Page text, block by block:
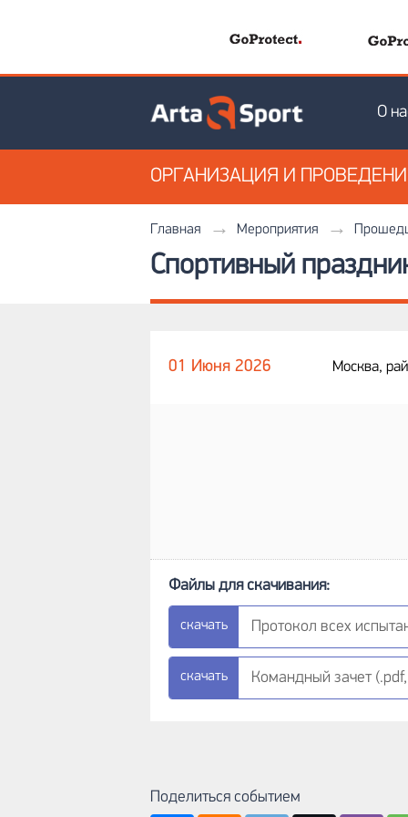
О
ОРГАНИЗАЦИЯ И
Главная Мероприятия
Спортивный
01 Июня 2026 Москва,
Протокол всех
Командный зачет
Поделиться событием